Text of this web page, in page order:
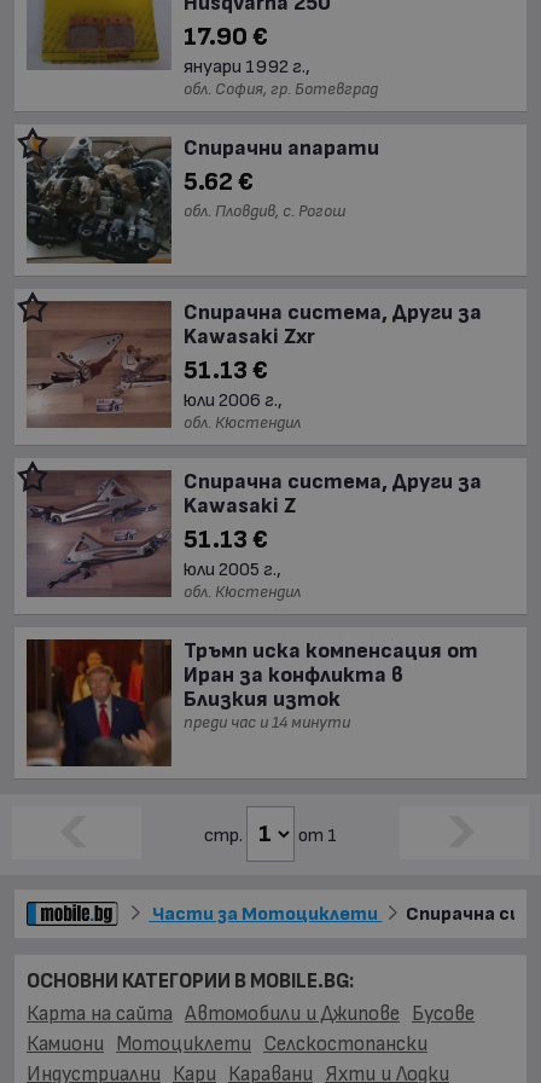
17.90 €
януари 1992 г.,
обл. София, гр. Ботевград
Спирачни апарати
5.62 €
обл. Пловдив, с. Рогош
Спирачна система, Други за
Kawasaki Zxr
51.13 €
юли 2006 г.,
обл. Кюстендил
Спирачна система, Други за
Kawasaki Z
51.13 €
юли 2005 г.,
обл. Кюстендил
Тръмп иска компенсация от
Иран за конфликта в
Близкия изток
преди час и 14 минути
стр. от 1
Части за Мотоциклети Спирачна
ОСНОВНИ КАТЕГОРИИ В MOBILE.BG:
Карта на сайта Автомобили и Джипове Бусове
Камиони Мотоциклети Селскостопански
Индустриални Кари Каравани Яхти и Лодки